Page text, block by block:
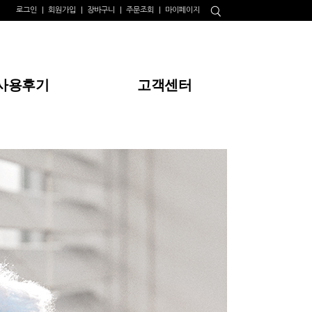
로그인 회원가입 장바구니 주문조회 마이페이지
용후기 고객센터